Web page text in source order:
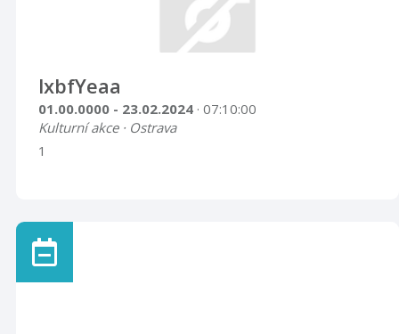
lxbfYeaa
01.00.0000 - 23.02.2024 · 07:10:00
Kulturní akce · Ostrava
1